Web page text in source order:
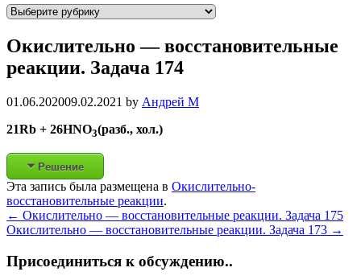
Р
б
р
и
к
Окислительно — восстановительные
реакции. Задача 174
01.06.202009.02.2021 by Андрей М
21Rb + 26HNO3(разб., хол.)
Решение
Эта запись была размещена в Окислительно-
восстановительные реакции.
Post
navigation
← Окислительно — восстановительные реакции. Задача 175
Окислительно — восстановительные реакции. Задача 173 →
Присоединиться к обсуждению..